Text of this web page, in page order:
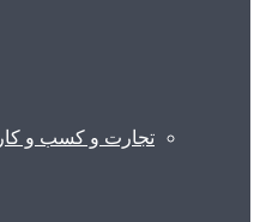
تجارت و کسب و کار